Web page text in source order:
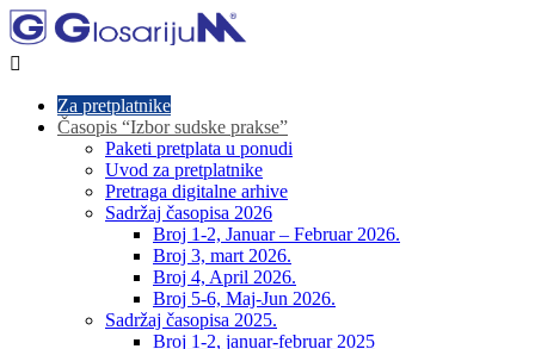

Za pretplatnike
Časopis “Izbor sudske prakse”
Paketi pretplata u ponudi
Uvod za pretplatnike
Pretraga digitalne arhive
Sadržaj časopisa 2026
Broj 1-2, Januar – Februar 2026.
Broj 3, mart 2026.
Broj 4, April 2026.
Broj 5-6, Maj-Jun 2026.
Sadržaj časopisa 2025.
Broj 1-2, januar-februar 2025